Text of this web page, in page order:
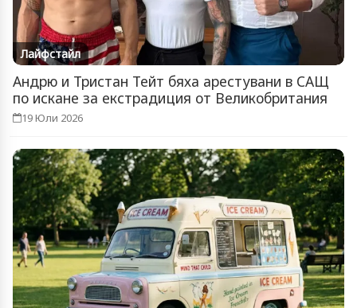
Лайфстайл
Андрю и Тристан Тейт бяха арестувани в САЩ
по искане за екстрадиция от Великобритания
19 Юли 2026